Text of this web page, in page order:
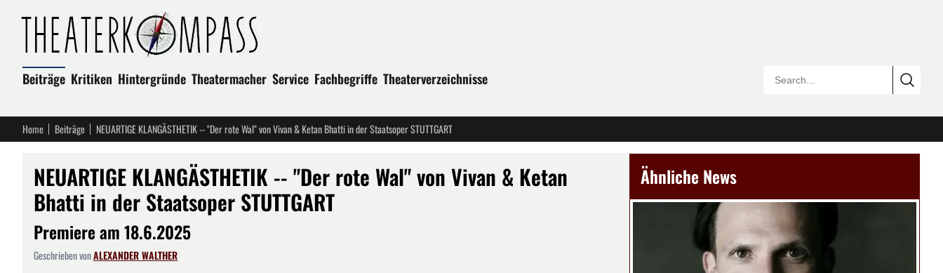
Beiträge Kritiken Hintergründe Theatermacher Service Fachbegriffe Theaterverzeichnisse
Home Beiträge NEUARTIGE KLANGÄSTHETIK -- "Der rote Wal" von Vivan & Ketan Bhatti in der Staatsoper STUTTGART
NEUARTIGE KLANGÄSTHETIK -- "Der rote Wal" von Vivan & Ketan
Bhatti in der Staatsoper STUTTGART
Premiere am 18.6.2025
Geschrieben vonALEXANDER WALTHER
Ähnliche News